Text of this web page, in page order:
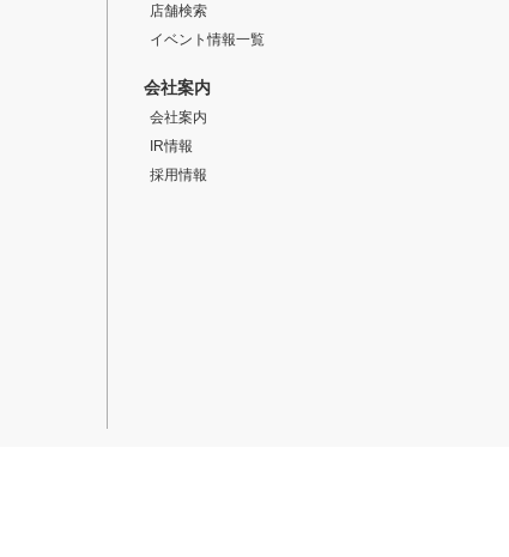
店舗検索
イベント情報一覧
会社案内
会社案内
IR情報
採用情報